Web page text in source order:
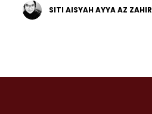
SITI AISYAH AYYA AZ ZAHIR